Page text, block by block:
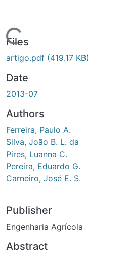
Files
artigo.pdf(419.17 KB)
Date
2013-07
Authors
Ferreira, Paulo A.
Silva, João B. L. da
Pires, Luanna C.
Pereira, Eduardo G.
Carneiro, José E. S.
Publisher
Engenharia Agrícola
Abstract